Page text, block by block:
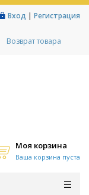
Вход | Регистрация
Возврат товара
Моя корзина
Ваша корзина пуста